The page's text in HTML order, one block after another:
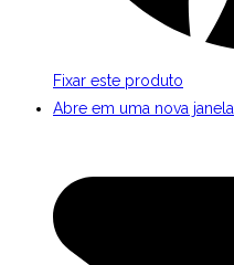
Fixar este produto
Abre em uma nova janela